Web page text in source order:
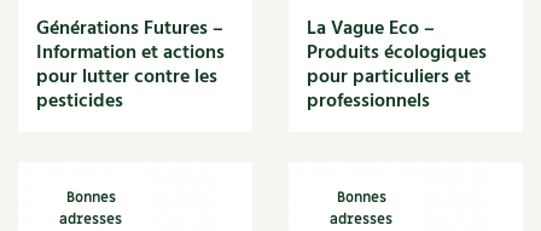
Générations Futures –
Information et actions
pour lutter contre les
pesticides
La Vague Eco –
Produits écologiques
pour particuliers et
professionnels
Bonnes
adresses
Bonnes
adresses